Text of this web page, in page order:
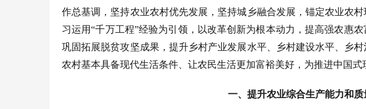
作总基调，坚持农业农村优先发展，坚持城乡融合发展，锚定农业农
习运用“千万工程”经验为引领，以改革创新为根本动力，提高强农惠
巩固拓展脱贫攻坚成果，提升乡村产业发展水平、乡村建设水平、乡
农村基本具备现代生活条件、让农民生活更加富裕美好，为推进中国式
一、提升农业综合生产能力和质